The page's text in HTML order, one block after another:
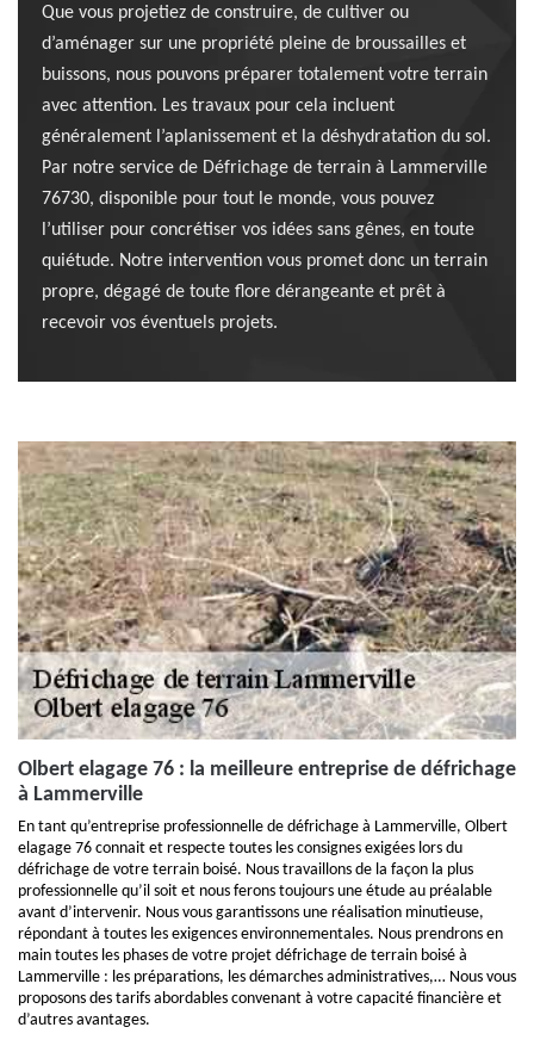
Que vous projetiez de construire, de cultiver ou
d’aménager sur une propriété pleine de broussailles et
buissons, nous pouvons préparer totalement votre terrain
avec attention. Les travaux pour cela incluent
généralement l’aplanissement et la déshydratation du sol.
Par notre service de Défrichage de terrain à Lammerville
76730, disponible pour tout le monde, vous pouvez
l’utiliser pour concrétiser vos idées sans gênes, en toute
quiétude. Notre intervention vous promet donc un terrain
propre, dégagé de toute flore dérangeante et prêt à
recevoir vos éventuels projets.
Olbert elagage 76 : la meilleure entreprise de défrichage
à Lammerville
En tant qu’entreprise professionnelle de défrichage à Lammerville, Olbert
elagage 76 connait et respecte toutes les consignes exigées lors du
défrichage de votre terrain boisé. Nous travaillons de la façon la plus
professionnelle qu’il soit et nous ferons toujours une étude au préalable
avant d’intervenir. Nous vous garantissons une réalisation minutieuse,
répondant à toutes les exigences environnementales. Nous prendrons en
main toutes les phases de votre projet défrichage de terrain boisé à
Lammerville : les préparations, les démarches administratives,… Nous vous
proposons des tarifs abordables convenant à votre capacité financière et
d’autres avantages.